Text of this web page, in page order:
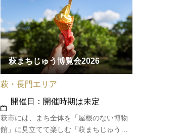
萩まちじゅう博覧会2026
萩市には、まち全体を「屋根のない博物
館」に見立てて楽しむ「萩まちじゅう博
萩・長門エリア
開催日：開催時期は未定